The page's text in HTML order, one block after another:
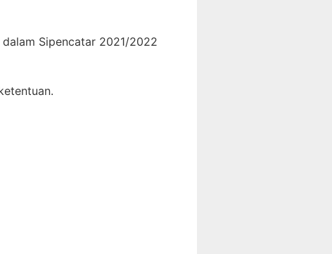
Sipencatar 2021/2022